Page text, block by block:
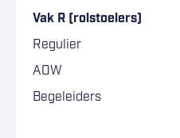
Vak R (rolstoelers)
Regulier
AOW
Begeleiders